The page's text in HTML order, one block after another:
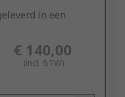
in een
€ 140,00
(incl. BTW)